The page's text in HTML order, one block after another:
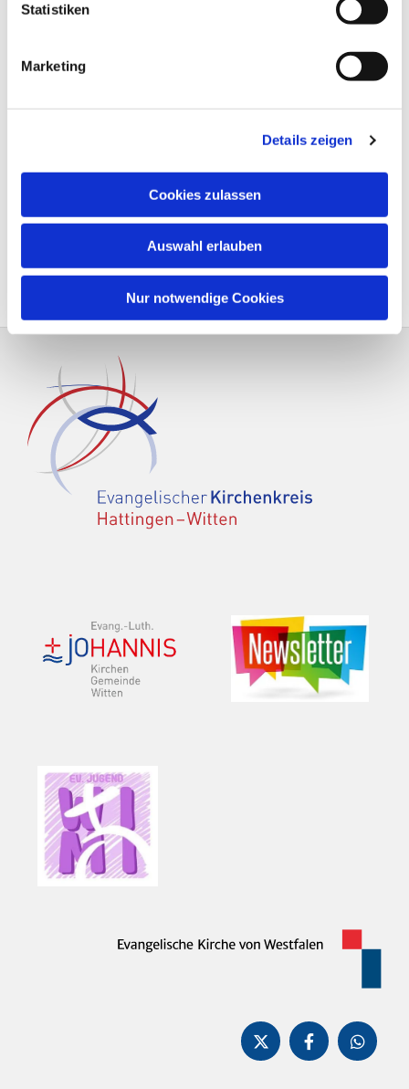
Statistiken
Marketing
Details zeigen
Cookies zulassen
Auswahl erlauben
Nur notwendige Cookies